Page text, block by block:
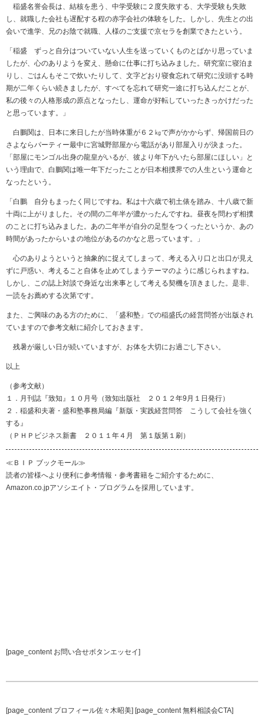
稲盛名誉会長は、結核を患う、中学受験に２度失敗する、大学受験も失敗
し、就職した会社も遅配する程の赤字会社の体験をした。しかし、先生との出
会いで進学、兄のお陰で就職、人様のご支援で京セラを創業できたという。
「稲盛 ずっと自分はついていない人生を送っていくものとばかり思っていま
したが、心のありようを変え、懸命に仕事に打ち込みました。研究室に寝泊ま
りし、ごはんもそこで炊いたりして、文字どおり寝食忘れて研究に没頭する時
期が二年くらい続きましたが、すべてを忘れて研究一途に打ち込んだことが、
私の後々の人格形成の原点となったし、運命が好転していったきっかけだった
と思っています。」
白鵬関は、日本に来日したが当時体重が６２㎏で声がかからず、帰国前日の
さよならパーティー最中に宮城野部屋から電話があり部屋入りが決まった。
「部屋にモンゴル出身の龍皇がいるが、彼より年下がいたら部屋にほしい」と
いう理由で、白鵬関は唯一年下だったことが日本相撲界での人生という運命と
なったという。
「白鵬 自分もまったく同じですね。私は十六歳で初土俵を踏み、十八歳で新
十両に上がりました。その間の二年半が濃かったんですね。昼夜を問わず相撲
のことに打ち込みました。あの二年半が自分の足型をつくったというか、あの
時間があったからいまの地位があるのかなと思っています。」
心のありようというと抽象的に捉えてしまって、考える入り口と出口が見え
ずに戸惑い、考えること自体を止めてしまうテーマのように感じられますね。
しかし、この誌上対談で身近な出来事として考える契機を頂きました。是非、
一読をお薦めする次第です。
また、ご興味のある方のために、「盛和塾」での稲盛氏の経営問答が出版され
ていますので参考文献に紹介しておきます。
残暑が厳しい日が続いていますが、お体を大切にお過ごし下さい。
以上
（参考文献）
１．月刊誌『致知』１０月号（致知出版社 ２０１２年9月１日発行）
２．稲盛和夫著・盛和塾事務局編『新版・実践経営問答 こうして会社を強く
する』
（ＰＨＰビジネス新書 ２０１１年４月 第１版第１刷）
≪ＢＩＰ ブックモール≫
読者の皆様へより便利に参考情報・参考書籍をご紹介するために、
Amazon.co.jpアソシエイト・プログラムを採用しています。
[page_content お問い合せボタンエッセイ]
[page_content プロフィール佐々木昭美] [page_content 無料相談会CTA]